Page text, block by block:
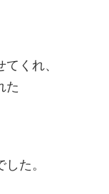
くれ、
た
た。